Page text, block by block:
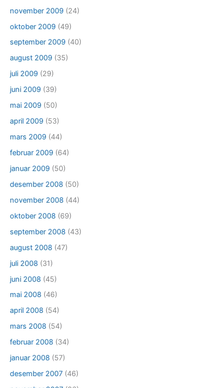
november 2009 (24)
oktober 2009 (49)
september 2009 (40)
august 2009 (35)
juli 2009 (29)
juni 2009 (39)
mai 2009 (50)
april 2009 (53)
mars 2009 (44)
februar 2009 (64)
januar 2009 (50)
desember 2008 (50)
november 2008 (44)
oktober 2008 (69)
september 2008 (43)
august 2008 (47)
juli 2008 (31)
juni 2008 (45)
mai 2008 (46)
april 2008 (54)
mars 2008 (54)
februar 2008 (34)
januar 2008 (57)
desember 2007 (46)